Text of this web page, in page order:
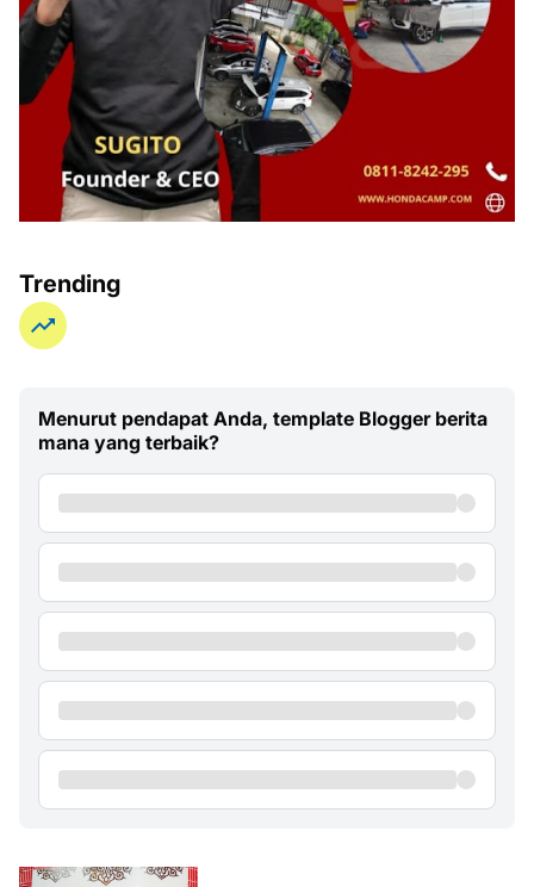
Trending
Menurut pendapat Anda, template Blogger berita
mana yang terbaik?